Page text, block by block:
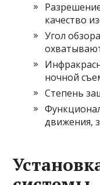
качество
Угол
ночной
Степень
движения,